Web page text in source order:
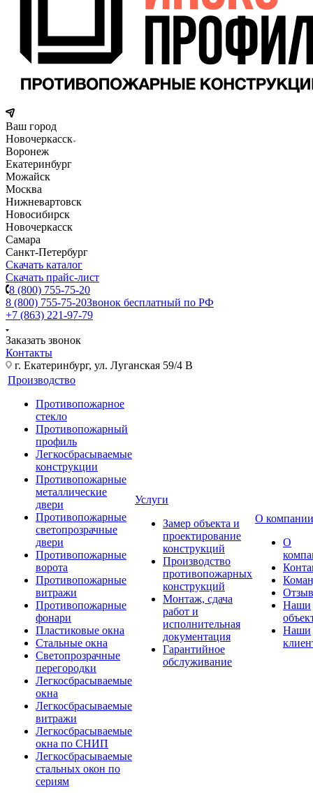
Ваш город
Новочеркасск
Воронеж
Екатеринбург
Можайск
Москва
Нижневартовск
Новосибирск
Новочеркасск
Самара
Санкт-Петербург
Скачать каталог
Скачать прайс-лист
8 (800) 755-75-20
8 (800) 755-75-20Звонок бесплатный по РФ
+7 (863) 221-97-79
Заказать звонок
Контакты
г. Екатеринбург, ул. Луганская 59/4 В
Производство
Противопожарное
стекло
Противопожарный
профиль
Легкосбрасываемые
конструкции
Противопожарные
металлические
двери
Противопожарные
светопрозрачные
двери
Противопожарные
ворота
Противопожарные
витражи
Противопожарные
фонари
Пластиковые окна
Стальные окна
Светопрозрачные
перегородки
Легкосбрасываемые
окна
Легкосбрасываемые
витражи
Легкосбрасываемые
окна по СНИП
Легкосбрасываемые
стальных окон по
сериям
Услуги
Замер объекта и
проектирование
конструкций
Производство
противопожарных
конструкций
Монтаж, сдача
работ и
исполнительная
документация
Гарантийное
обслуживание
О компании
О
Наши
Наши